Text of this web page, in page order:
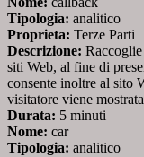
Tipologia: analitico
Proprieta: Terze Parti
Descrizione:
siti Web, al fine di
consente inoltre al sito
visitatore viene
Durata: 5 minuti
Nome: car
Tipologia: analitico